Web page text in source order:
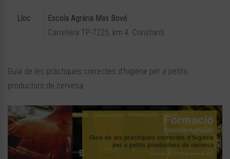
Lloc
Escola Agrària Mas Bové
Carretera TP-7225, km 4. Constantí
Guia de les pràctiques correctes d’higiene per a petits
productors de cervesa